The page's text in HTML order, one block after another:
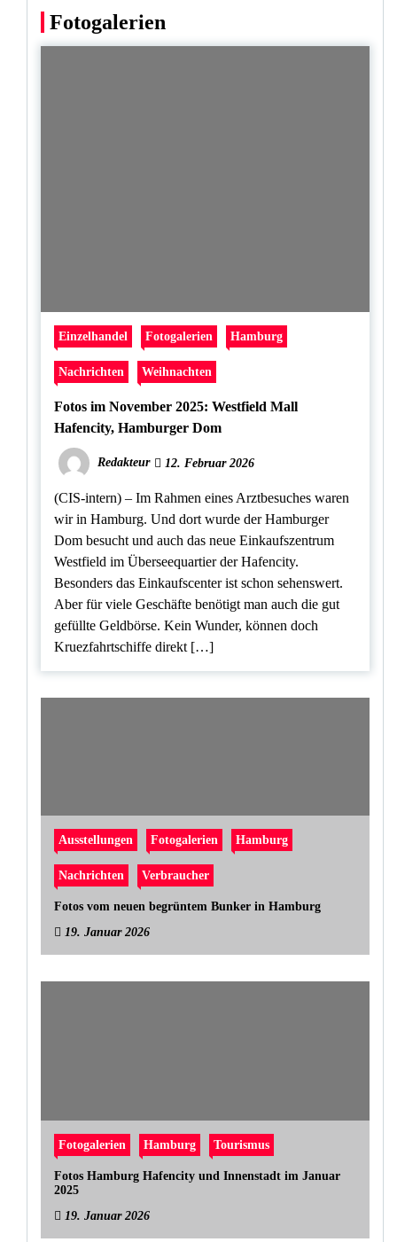
Fotogalerien
Einzelhandel Fotogalerien Hamburg
Nachrichten Weihnachten
Fotos im November 2025: Westfield Mall
Hafencity, Hamburger Dom
Redakteur 12. Februar 2026
(CIS-intern) – Im Rahmen eines Arztbesuches waren
wir in Hamburg. Und dort wurde der Hamburger
Dom besucht und auch das neue Einkaufszentrum
Westfield im Überseequartier der Hafencity.
Besonders das Einkaufscenter ist schon sehenswert.
Aber für viele Geschäfte benötigt man auch die gut
gefüllte Geldbörse. Kein Wunder, können doch
Kruezfahrtschiffe direkt […]
Ausstellungen Fotogalerien Hamburg
Nachrichten Verbraucher
Fotos vom neuen begrüntem Bunker in Hamburg
19. Januar 2026
Fotogalerien Hamburg Tourismus
Fotos Hamburg Hafencity und Innenstadt im Januar
2025
19. Januar 2026